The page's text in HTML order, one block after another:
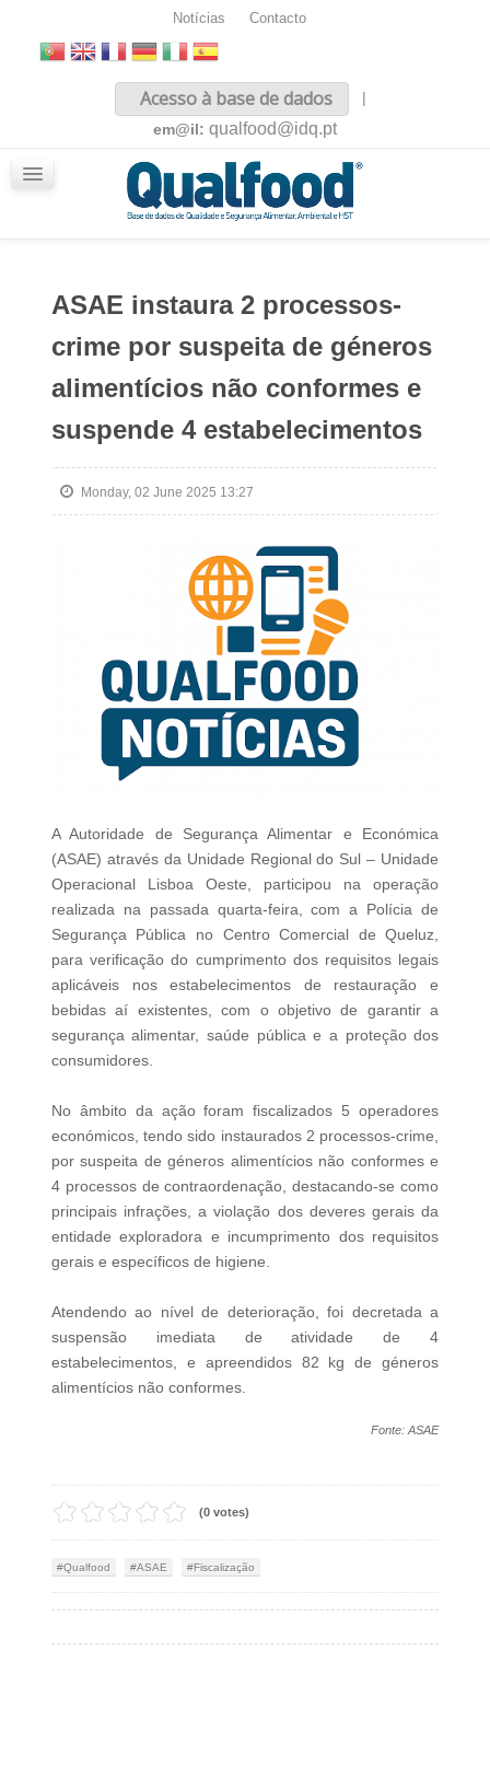
Notícias Contacto
Acesso à base de dados
|
em@il: qualfood@idq.pt
ASAE instaura 2 processos-
crime por suspeita de géneros
alimentícios não conformes e
suspende 4 estabelecimentos
Monday, 02 June 2025 13:27
A Autoridade de Segurança Alimentar e Económica
(ASAE) através da Unidade Regional do Sul – Unidade
Operacional Lisboa Oeste, participou na operação
realizada na passada quarta-feira, com a Polícia de
Segurança Pública no Centro Comercial de Queluz,
para verificação do cumprimento dos requisitos legais
aplicáveis nos estabelecimentos de restauração e
bebidas aí existentes, com o objetivo de garantir a
segurança alimentar, saúde pública e a proteção dos
consumidores.
No âmbito da ação foram fiscalizados 5 operadores
económicos, tendo sido instaurados 2 processos-crime,
por suspeita de géneros alimentícios não conformes e
4 processos de contraordenação, destacando-se como
principais infrações, a violação dos deveres gerais da
entidade exploradora e incumprimento dos requisitos
gerais e específicos de higiene.
Atendendo ao nível de deterioração, foi decretada a
suspensão imediata de atividade de 4
estabelecimentos, e apreendidos 82 kg de géneros
alimentícios não conformes.
Fonte: ASAE
(0 votes)
Qualfood ASAE Fiscalização